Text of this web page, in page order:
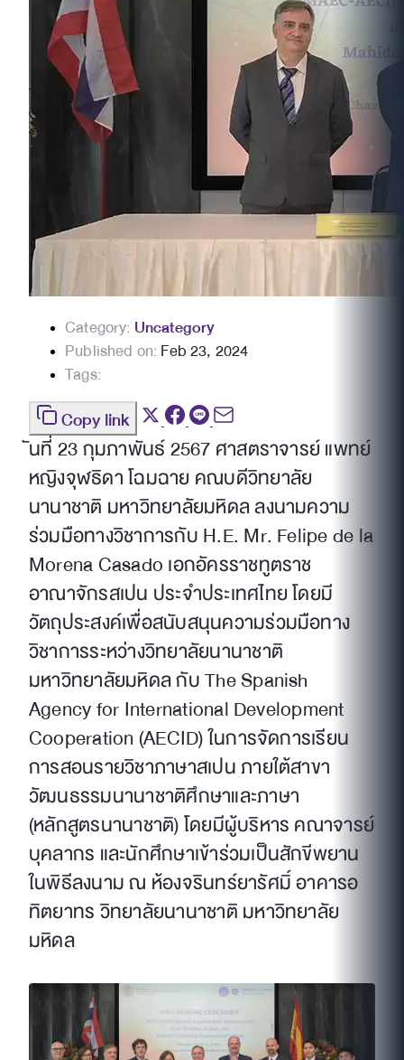
Category: Uncategory
Published on:Feb 23, 2024
Tags:
Copy link
ันที่ 23 กุมภาพันธ์ 2567 ศาสตราจารย์ แพทย์
หญิงจุฬธิดา โฉมฉาย คณบดีวิทยาลัย
นานาชาติ มหาวิทยาลัยมหิดล ลงนามความ
ร่วมมือทางวิชาการกับ H.E. Mr. Felipe de la
Morena Casado เอกอัครราชทูตราช
อาณาจักรสเปน ประจำประเทศไทย โดยมี
วัตถุประสงค์เพื่อสนับสนุนความร่วมมือทาง
วิชาการระหว่างวิทยาลัยนานาชาติ
มหาวิทยาลัยมหิดล กับ The Spanish
Agency for International Development
Cooperation (AECID) ในการจัดการเรียน
การสอนรายวิชาภาษาสเปน ภายใต้สาขา
วัฒนธรรมนานาชาติศึกษาและภาษา
(หลักสูตรนานาชาติ) โดยมีผู้บริหาร คณาจารย์
บุคลากร และนักศึกษาเข้าร่วมเป็นสักขีพยาน
ในพิธีลงนาม ณ ห้องจรินทร์ยารัศมิ์ อาคารอ
ทิตยาทร วิทยาลัยนานาชาติ มหาวิทยาลัย
มหิดล